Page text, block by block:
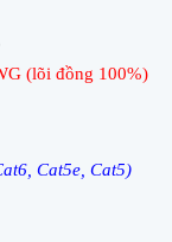
(lõi đồng 100%)
Cat5e, Cat5)